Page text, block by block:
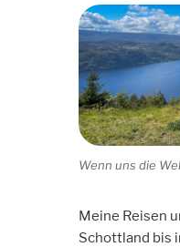
Wenn uns die
Meine Reisen
Schottland bis